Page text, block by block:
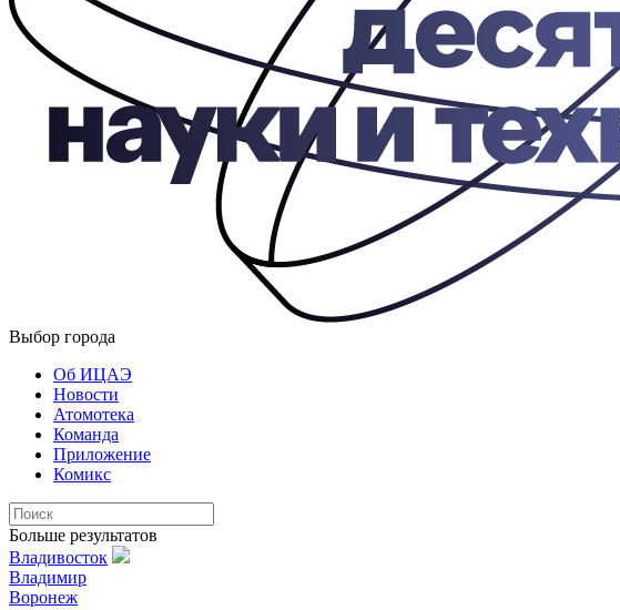
Выбор города
Об ИЦАЭ
Новости
Атомотека
Команда
Приложение
Комикс
Больше результатов
Владивосток
Владимир
Воронеж